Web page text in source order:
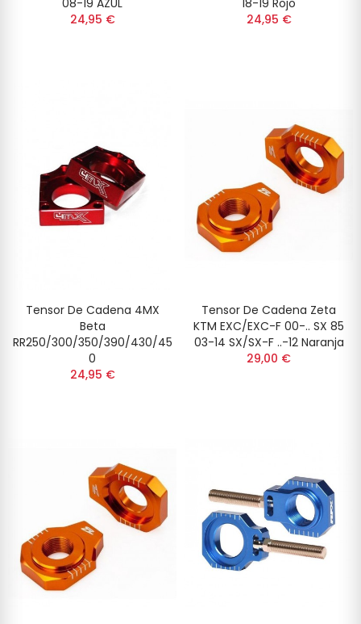
08-19 AZUL
24,95 €
18-19 Rojo
24,95 €
Tensor De Cadena 4MX
Beta
RR250/300/350/390/430/45
0
24,95 €
Tensor De Cadena Zeta
KTM EXC/EXC-F 00-.. SX 85
03-14 SX/SX-F ..-12 Naranja
29,00 €